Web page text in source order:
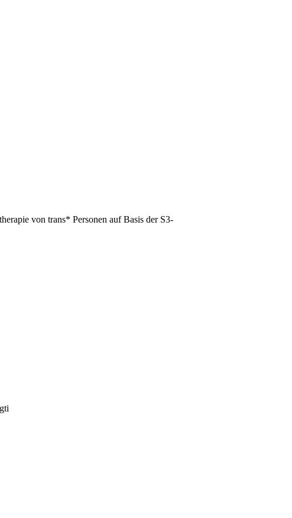
von trans* Personen auf Basis der S3-